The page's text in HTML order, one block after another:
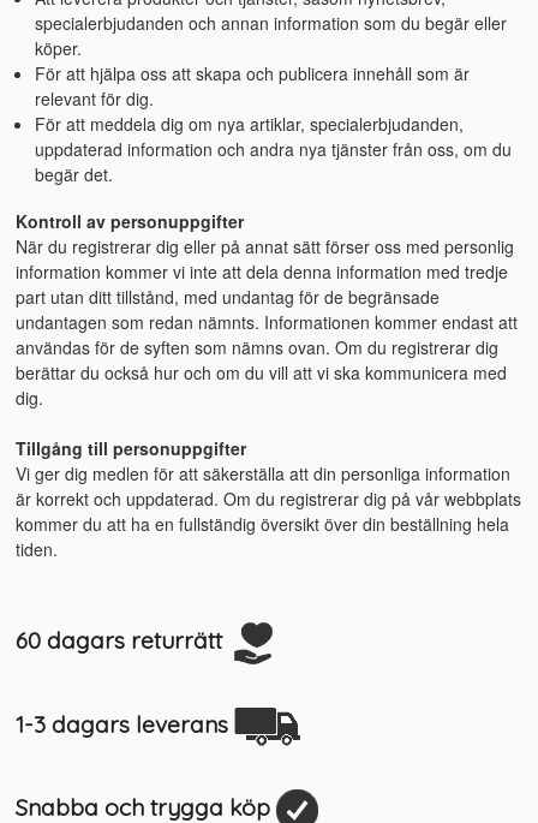
specialerbjudanden och annan information som du begär eller
köper.
För att hjälpa oss att skapa och publicera innehåll som är
relevant för dig.
För att meddela dig om nya artiklar, specialerbjudanden,
uppdaterad information och andra nya tjänster från oss, om du
begär det.
Kontroll av personuppgifter
När du registrerar dig eller på annat sätt förser oss med personlig
information kommer vi inte att dela denna information med tredje
part utan ditt tillstånd, med undantag för de begränsade
undantagen som redan nämnts. Informationen kommer endast att
användas för de syften som nämns ovan. Om du registrerar dig
berättar du också hur och om du vill att vi ska kommunicera med
dig.
Tillgång till personuppgifter
Vi ger dig medlen för att säkerställa att din personliga information
är korrekt och uppdaterad. Om du registrerar dig på vår webbplats
kommer du att ha en fullständig översikt över din beställning hela
tiden.
60 dagars returrätt
1-3 dagars leverans
Snabba och trygga köp